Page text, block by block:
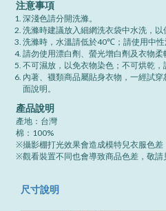
注意事項
深淺色請分開洗滌。
洗滌時建議放入細網洗衣袋中水洗，以
洗滌時，水溫請低於40℃；請使用中性
請勿使用漂白劑、螢光增白劑及衣物柔
不可濕放，以免衣物染色；不可烘乾，
內著、襪類商品屬貼身衣物，一經試
面說明。
產品說明
產地：台灣
棉：100%
※攝影棚打光效果會造成模特兒衣服色差
※觀看裝置不同也會導致商品色差，敬請
尺寸說明